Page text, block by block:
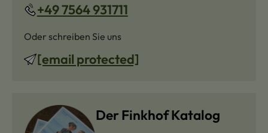
+49 7564 931711
Oder schreiben Sie uns
[email protected]
Der Finkhof Katalog